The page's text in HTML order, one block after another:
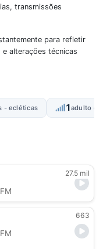
transmissões
para refletir
e alterações técnicas
- ecléticas 1adulto
27.5 mil
663